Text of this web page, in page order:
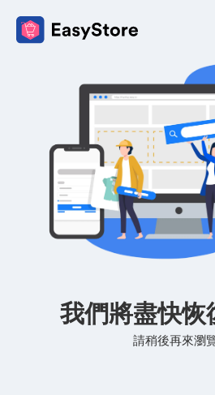
我們將盡快恢
請稍後再來瀏覽